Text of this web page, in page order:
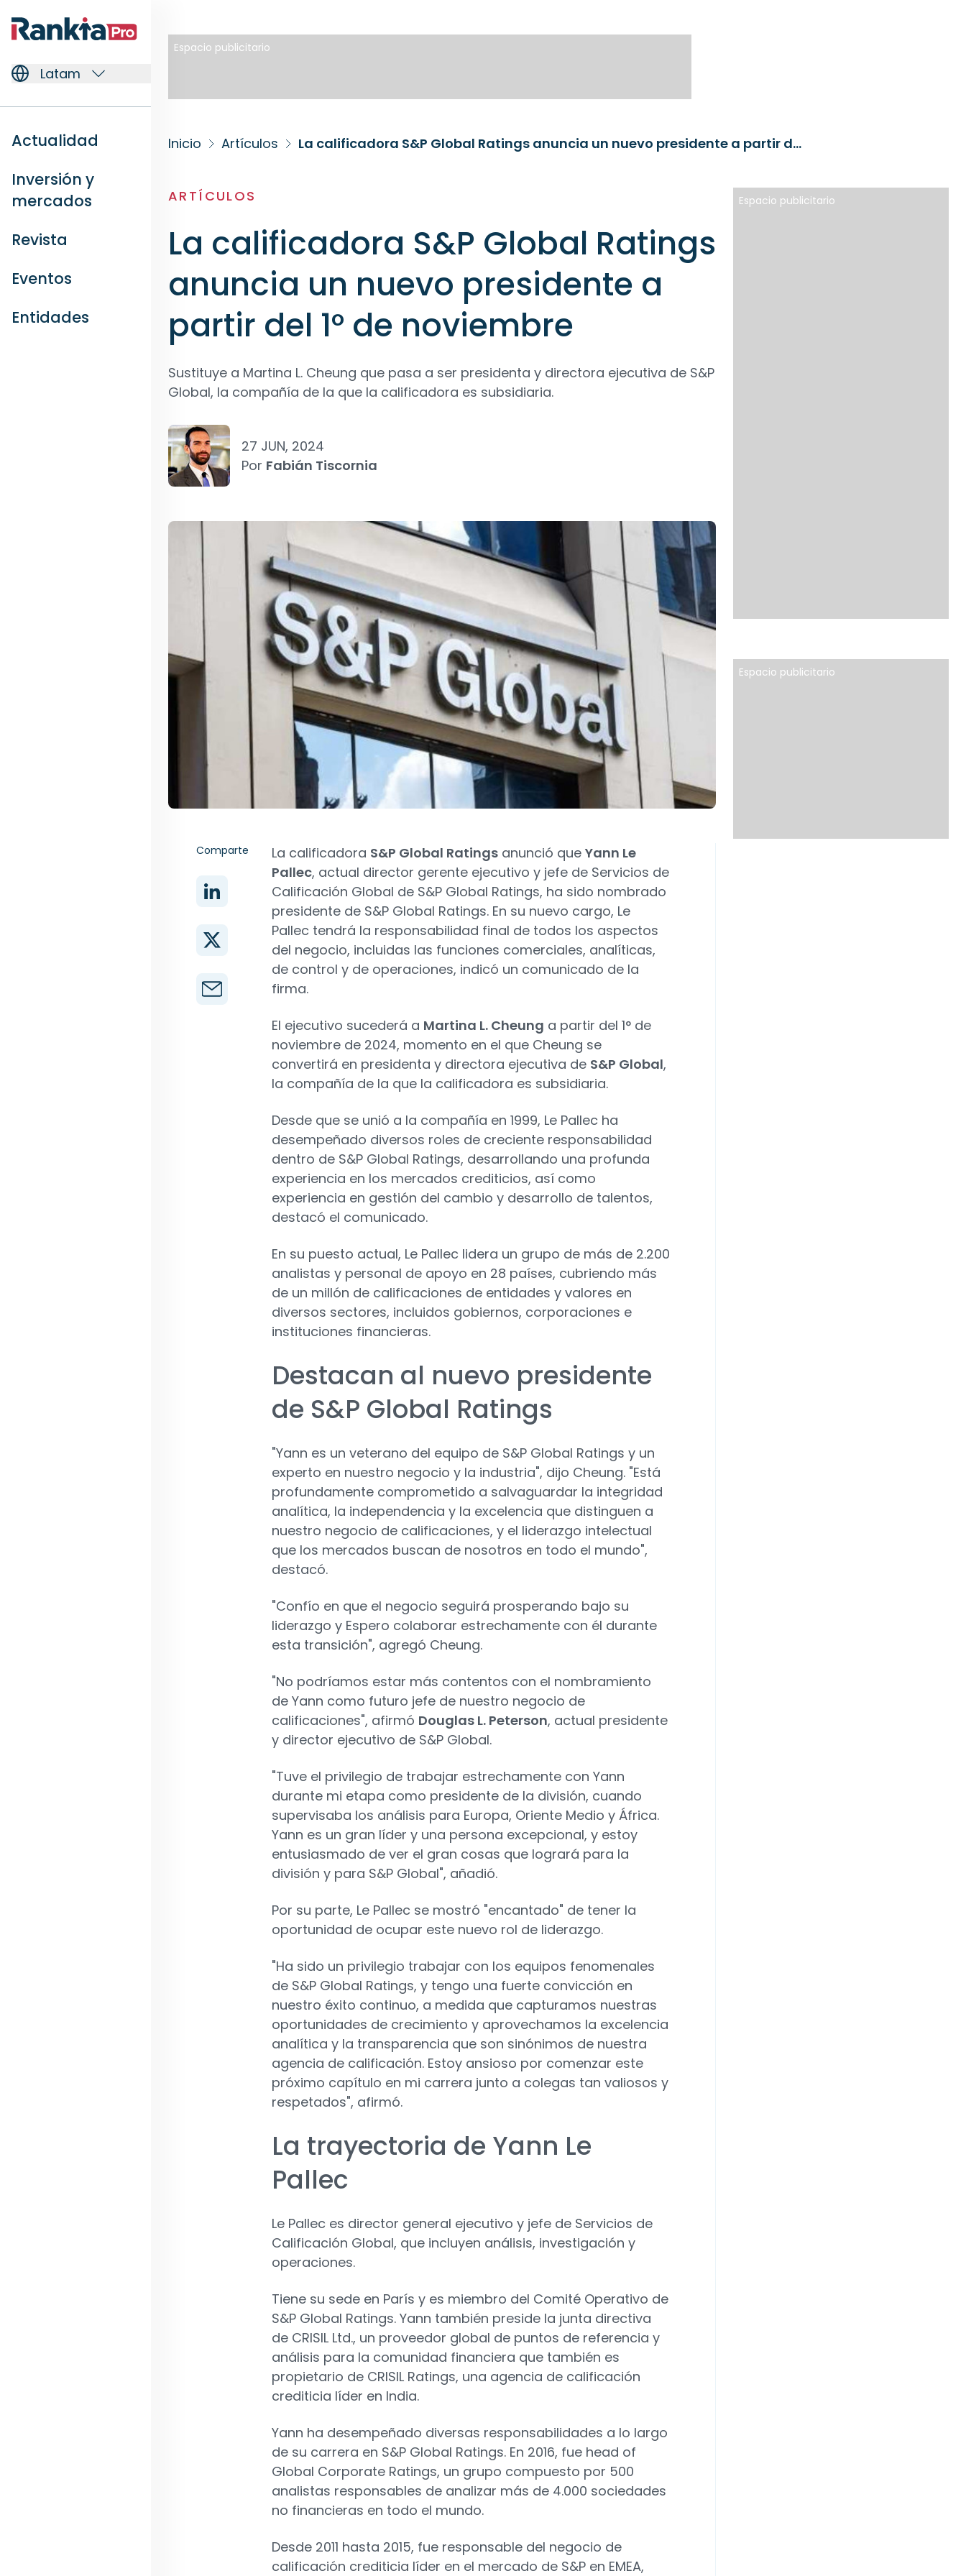
Latam
Actualidad
Inversión y
mercados
Revista
Eventos
Entidades
Espacio publicitario
Inicio Artículos La calificadora S&P Global Ratings anuncia un nuevo presidente a partir del 1° de noviembre
ARTÍCULOS
La calificadora S&P Global Ratings
anuncia un nuevo presidente a
partir del 1° de noviembre
Sustituye a Martina L. Cheung que pasa a ser presidenta y directora ejecutiva de S&P
Global, la compañía de la que la calificadora es subsidiaria.
27 JUN, 2024
Por Fabián Tiscornia
Comparte La calificadora S&P Global Ratings anunció que Yann Le
Pallec, actual director gerente ejecutivo y jefe de Servicios de
Calificación Global de S&P Global Ratings, ha sido nombrado
presidente de S&P Global Ratings. En su nuevo cargo, Le
Pallec tendrá la responsabilidad final de todos los aspectos
del negocio, incluidas las funciones comerciales, analíticas,
de control y de operaciones, indicó un comunicado de la
firma.
El ejecutivo sucederá a Martina L. Cheung a partir del 1° de
noviembre de 2024, momento en el que Cheung se
convertirá en presidenta y directora ejecutiva de S&P Global,
la compañía de la que la calificadora es subsidiaria.
Desde que se unió a la compañía en 1999, Le Pallec ha
desempeñado diversos roles de creciente responsabilidad
dentro de S&P Global Ratings, desarrollando una profunda
experiencia en los mercados crediticios, así como
experiencia en gestión del cambio y desarrollo de talentos,
destacó el comunicado.
En su puesto actual, Le Pallec lidera un grupo de más de 2.200
analistas y personal de apoyo en 28 países, cubriendo más
de un millón de calificaciones de entidades y valores en
diversos sectores, incluidos gobiernos, corporaciones e
instituciones financieras.
Destacan al nuevo presidente
de S&P Global Ratings
"Yann es un veterano del equipo de S&P Global Ratings y un
experto en nuestro negocio y la industria", dijo Cheung. "Está
profundamente comprometido a salvaguardar la integridad
analítica, la independencia y la excelencia que distinguen a
nuestro negocio de calificaciones, y el liderazgo intelectual
que los mercados buscan de nosotros en todo el mundo",
destacó.
"Confío en que el negocio seguirá prosperando bajo su
liderazgo y Espero colaborar estrechamente con él durante
esta transición", agregó Cheung.
"No podríamos estar más contentos con el nombramiento
de Yann como futuro jefe de nuestro negocio de
calificaciones", afirmó Douglas L. Peterson, actual presidente
y director ejecutivo de S&P Global.
"Tuve el privilegio de trabajar estrechamente con Yann
durante mi etapa como presidente de la división, cuando
supervisaba los análisis para Europa, Oriente Medio y África.
Yann es un gran líder y una persona excepcional, y estoy
entusiasmado de ver el gran cosas que logrará para la
división y para S&P Global", añadió.
Por su parte, Le Pallec se mostró "encantado" de tener la
oportunidad de ocupar este nuevo rol de liderazgo.
"Ha sido un privilegio trabajar con los equipos fenomenales
de S&P Global Ratings, y tengo una fuerte convicción en
nuestro éxito continuo, a medida que capturamos nuestras
oportunidades de crecimiento y aprovechamos la excelencia
analítica y la transparencia que son sinónimos de nuestra
agencia de calificación. Estoy ansioso por comenzar este
próximo capítulo en mi carrera junto a colegas tan valiosos y
respetados", afirmó.
La trayectoria de Yann Le
Pallec
Le Pallec es director general ejecutivo y jefe de Servicios de
Calificación Global, que incluyen análisis, investigación y
operaciones.
Tiene su sede en París y es miembro del Comité Operativo de
S&P Global Ratings. Yann también preside la junta directiva
de CRISIL Ltd., un proveedor global de puntos de referencia y
análisis para la comunidad financiera que también es
propietario de CRISIL Ratings, una agencia de calificación
crediticia líder en India.
Yann ha desempeñado diversas responsabilidades a lo largo
de su carrera en S&P Global Ratings. En 2016, fue head of
Global Corporate Ratings, un grupo compuesto por 500
analistas responsables de analizar más de 4.000 sociedades
no financieras en todo el mundo.
Desde 2011 hasta 2015, fue responsable del negocio de
calificación crediticia líder en el mercado de S&P en EMEA,
Espacio publicitario
Espacio publicitario